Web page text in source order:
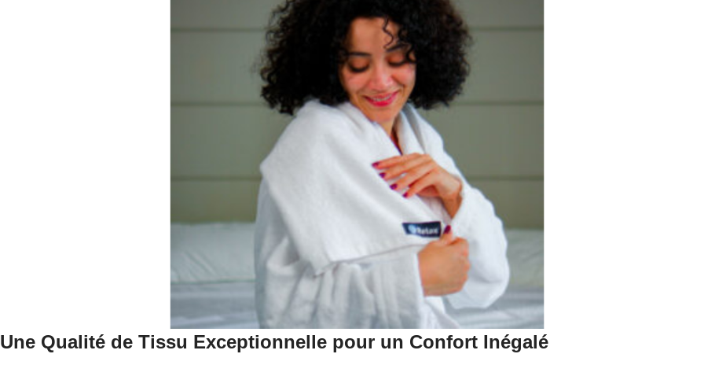
Une Qualité de Tissu Exceptionnelle pour un Confort Inégalé